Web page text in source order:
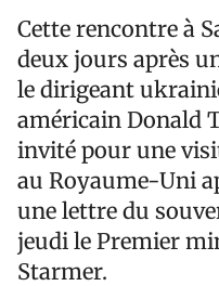
Cette rencontre à
deux jours après
le dirigeant
américain Donald
invité pour une
au Royaume-Uni
une lettre du
jeudi le Premier
Starmer.